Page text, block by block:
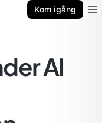
Kom igång
AI